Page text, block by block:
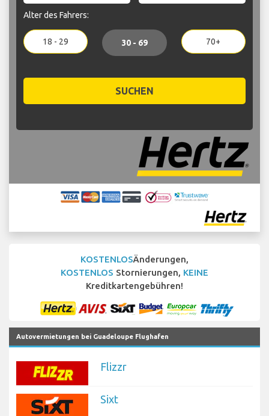
Alter des Fahrers:
18 - 29 30 - 69 70+
SUCHEN
KOSTENLOSÄnderungen,
KOSTENLOS Stornierungen, KEINE
Kreditkartengebühren!
Autovermietungen bei Guadeloupe Flughafen
Flizzr
Sixt